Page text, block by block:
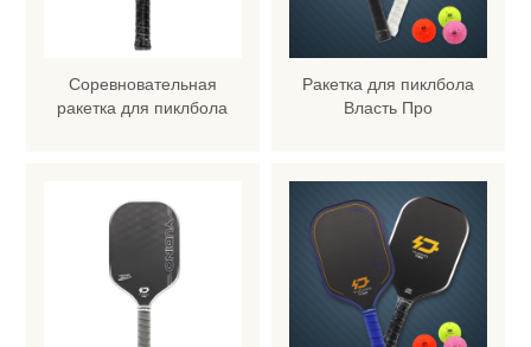
ключевой силой в
глобальной цепочке поставок
Соревновательная
ракетка для пиклбола
Ракетка для пиклбола
Власть Про